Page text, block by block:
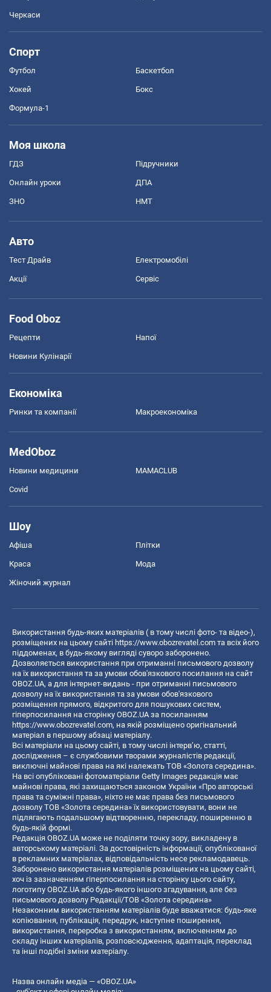
Черкаси
Спорт
Футбол Баскетбол
Хокей Бокс
Формула-1
Моя школа
ГДЗ Підручники
Онлайн уроки ДПА
ЗНО НМТ
Авто
Тест Драйв Електромобілі
Акції Сервіс
Food Oboz
Рецепти Напої
Новини Кулінарії
Економіка
Ринки та компанії Макроекономіка
MedOboz
Новини медицини MAMACLUB
Covid
Шоу
Афіша Плітки
Краса Мода
Жіночий журнал
Використання будь-яких матеріалів ( в тому числі фото- та відео-),
розміщених на цьому сайті https://www.obozrevatel.com та всіх його
піддоменах, в будь-якому вигляді суворо заборонено.
Дозволяється використання при отриманні письмового дозволу
на їх використання та за умови обов'язкового посилання на сайт
OBOZ.UA, а для інтернет-видань - при отриманні письмового
дозволу на їх використання та за умови обов'язкового
розміщення прямого, відкритого для пошукових систем,
гіперпосилання на сторінку OBOZ.UA за посиланням
https://www.obozrevatel.com, на якій розміщено оригінальний
матеріал в першому абзаці матеріалу.
Всі матеріали на цьому сайті, в тому числі інтерв’ю, статті,
дослідження – є службовими творами журналістів редакції,
виключні майнові права на які належать ТОВ «Золота середина».
На всі опубліковані фотоматеріали Getty Images редакція має
майнові права, які захищаються законом України «Про авторські
права та суміжні права», ніхто не має права без письмового
дозволу ТОВ «Золота середина» їх використовувати, вони не
підлягають подальшому відтворенню, перекладу, поширенню в
будь-якій формі.
Редакція OBOZ.UA може не поділяти точку зору, викладену в
авторському матеріалі. За достовірність інформації, опублікованої
в рекламних матеріалах, відповідальність несе рекламодавець.
Заборонено використання матеріалів розміщених на цьому сайті,
хоч із зазначенням гіперпосилання на сторінку цього сайту,
логотипу OBOZ.UA або будь-якого іншого згадування, але без
письмового дозволу Редакції/ТОВ «Золота середина»
Незаконним використанням матеріалів буде вважатися: будь-яке
копiювання, публiкацiя, передрук, наступне поширення,
використання, переробка з використанням, включенням до
складу інших матеріалів, розповсюдження, адаптація, переклад
та інші подібні зміни матеріалу.
Назва онлайн медіа — «OBOZ.UA»